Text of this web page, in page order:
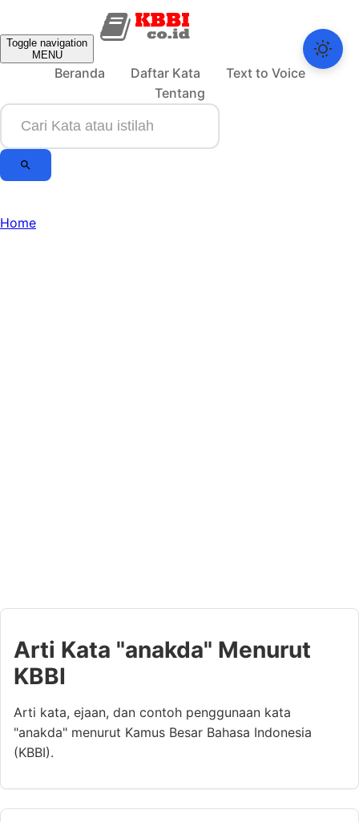
Toggle navigation
MENU
Beranda Daftar Kata
Text to Voice
Tentang
Home
Arti Kata "anakda" Menurut
KBBI
Arti kata, ejaan, dan contoh penggunaan kata
"anakda" menurut Kamus Besar Bahasa Indonesia
(KBBI).